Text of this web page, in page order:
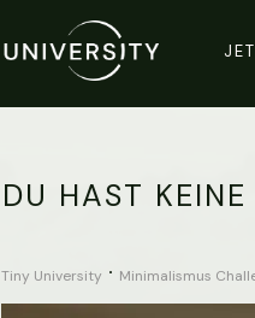
DU HAST
Tiny University Minimalismus